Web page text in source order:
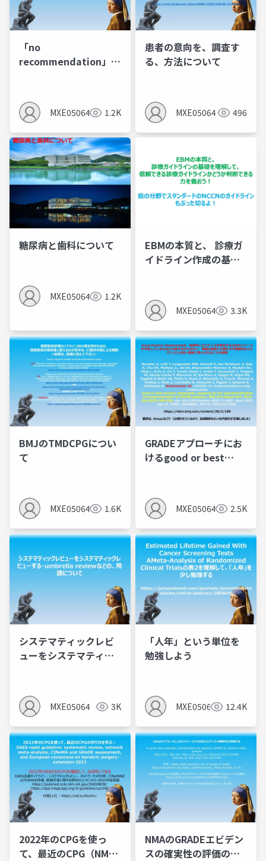
ョンの比較について）
「no
recommendation」
が、 理解する事と、行
う事と、 実例について
MXE05064 1.2K
患者の意向を、調査す
る、方法について
MXE05064 496
糖尿病と歯科について
MXE05064 1.2K
EBMの本質と、 診療ガ
イドライン作成の基礎
どうか判断できる力を
養おう！MXE05064 3.3K
BMJのTMDCPGについ
て
MXE05064 1.6K
GRADEアプローチにお
けるgood or best
MXE05064 2.5K
システマティックレビ
ューをシステマティッ
の、用語について
MXE05064 3K
「人年」という単位を
勉強しよう
MXE05064 12.4K
2022年のCPGを使っ
て、最近のCPG（NMA)
NMAのGRADEエビデン
スの確実性の評価のス